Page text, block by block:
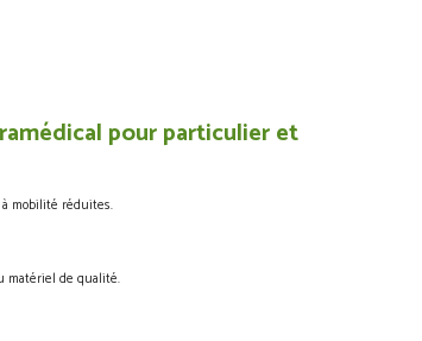
pour particulier et
mobilité réduites.
matériel de qualité.